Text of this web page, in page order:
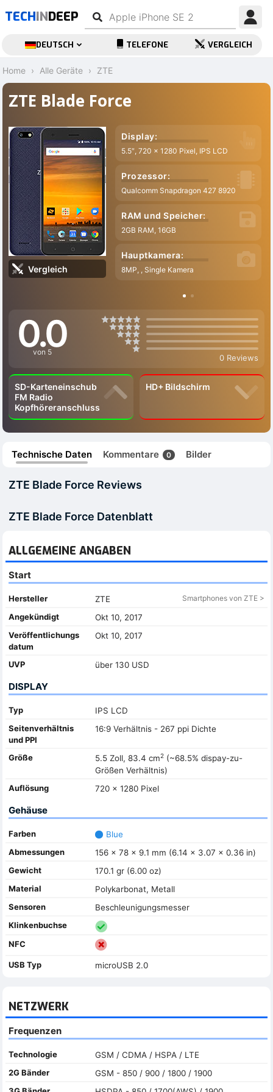
TECHINDEEP
DEUTSCH TELEFONE VERGLEICH
Home Alle Geräte ZTE
ZTE Blade Force
Vergleich
Display:
5.5″, 720 x 1280 Pixel, IPS LCD
Prozessor:
Qualcomm Snapdragon 427 8920
RAM und Speicher:
2GB RAM, 16GB
Hauptkamera:
8MP, , Single Kamera
0.0
von 5
0 Reviews
SD-Karteneinschub
FM Radio
Kopfhöreranschluss
HD+ Bildschirm
Technische Daten Kommentare 0 Bilder
ZTE Blade Force Reviews
ZTE Blade Force Datenblatt
ALLGEMEINE ANGABEN
Start
Hersteller ZTE Smartphones von ZTE >
Angekündigt
Okt 10, 2017
Veröffentlichungs
datum
Okt 10, 2017
UVP über 130 USD
DISPLAY
Typ
IPS LCD
Seitenverhältnis
und PPI
16:9 Verhältnis - 267 ppi Dichte
Größe 5.5 Zoll, 83.4 cm2(~68.5% dispay-zu-
Größen Verhältnis)
Auflösung
720 x 1280 Pixel
Gehäuse
Farben
Blue
Abmessungen
156 x 78 x 9.1 mm (6.14 x 3.07 x 0.36 in)
Gewicht
170.1 gr (6.00 oz)
Material
Polykarbonat, Metall
Sensoren
Beschleunigungsmesser
Klinkenbuchse
NFC
USB Typ microUSB 2.0
NETZWERK
Frequenzen
Technologie
GSM / CDMA / HSPA / LTE
2G Bänder
GSM - 850 / 900 / 1800 / 1900